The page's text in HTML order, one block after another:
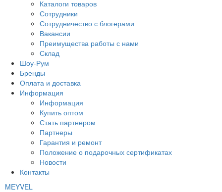
Каталоги товаров
Сотрудники
Сотрудничество с блогерами
Вакансии
Преимущества работы с нами
Склад
Шоу-Рум
Бренды
Оплата и доставка
Информация
Информация
Купить оптом
Стать партнером
Партнеры
Гарантия и ремонт
Положение о подарочных сертификатах
Новости
Контакты
MEYVEL